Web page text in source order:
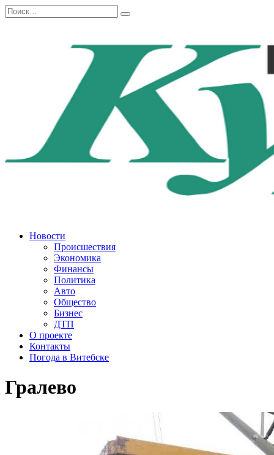
Перейти
к
Search
for:
Новости
Происшествия
Экономика
Финансы
Политика
Авто
Общество
Бизнес
ДТП
О проекте
Контакты
Погода в Витебске
Гралево